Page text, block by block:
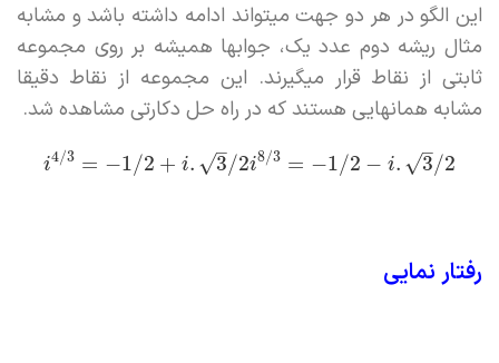
این الگو در هر دو جهت میتواند ادامه داشته باشد و مشابه
مثال ریشه دوم عدد یک، جوابها همیشه بر روی مجموعه
ثابتی از نقاط قرار میگیرند. این مجموعه از نقاط دقیقا
مشابه همانهایی هستند که در راه حل دکارتی مشاهده شد.
i4/3 = −1/2 + i. 3
–
√ /2i8/3 = −1/2 − i. 3
–
√ /2
رفتار نمایی